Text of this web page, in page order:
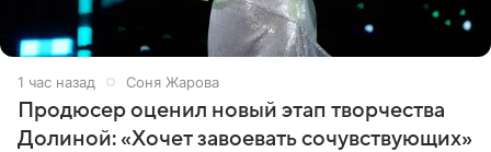
1 час назад Соня Жарова
Продюсер оценил новый этап творчества
Долиной: «Хочет завоевать сочувствующих»